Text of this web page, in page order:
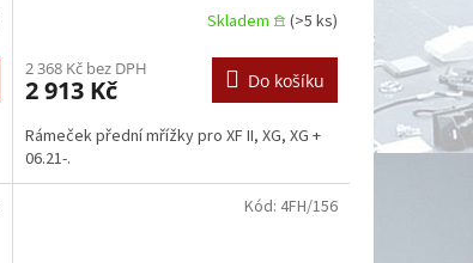
Skladem 𖠿 (>5 ks)
2 368 Kč bez DPH
2 913 Kč Do košíku
Rámeček přední mřížky pro XF II, XG, XG +
06.21-.
Kód: 4FH/156